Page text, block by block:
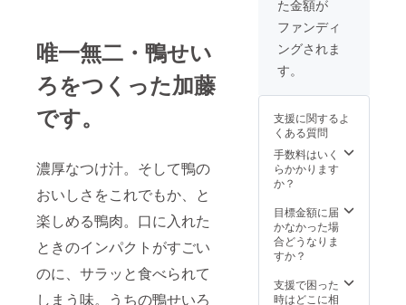
唯一無二・鴨せい
ろをつくった加藤
です。
濃厚なつけ汁。そして鴨の
おいしさをこれでもか、と
楽しめる鴨肉。口に入れた
ときのインパクトがすごい
のに、サラッと食べられて
しまう味。うちの鴨せいろ
・フ
ルー
ティー
な香
香りを
楽しむ
ため、
ワイン
グラス
で ・冷
増し、
どんな
食事に
2021の
つりは
返却し
ませ
ん） ・
舗 妙
蓮寺本
店／菊
名店／
日吉店
有効期
日〜22
年9月30
日
トも楽
しめま
す。 ・
そば香
にて
円分食
事券に
変更す
ること
も可
寺本店
のみ。
事前に
ご予約
い。お
つりは
た金額が
ファンディ
ングされま
す。
支援に関するよ
くある質問
手数料はいく
らかかります
か？
目標金額に届
かなかった場
合どうなりま
すか？
支援で困った
時はどこに相